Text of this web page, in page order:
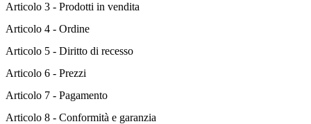
Articolo 3 - Prodotti in vendita
Articolo 4 - Ordine
Articolo 5 - Diritto di recesso
Articolo 6 - Prezzi
Articolo 7 - Pagamento
Articolo 8 - Conformità e garanzia